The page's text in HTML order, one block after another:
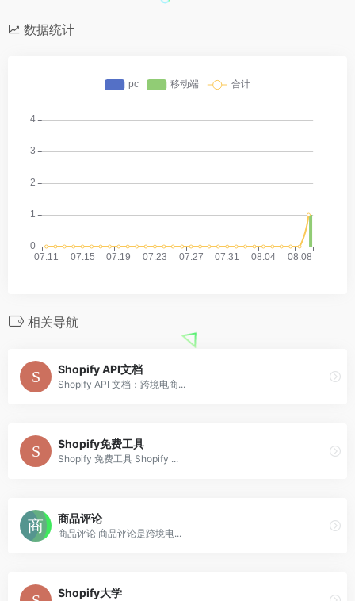
数据统计
相关导航
Shopify API文档
Shopify API 文档：跨境电商...
Shopify免费工具
Shopify 免费工具 Shopify ...
商品评论
商品评论 商品评论是跨境电...
Shopify大学